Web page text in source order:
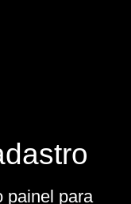
painel para